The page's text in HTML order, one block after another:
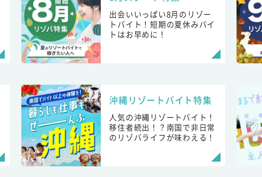
出会いいっぱい8月のリゾー
トバイト！短期の夏休みバイ
トはお早めに！
沖縄リゾートバイト特集
人気の沖縄リゾートバイト！
移住者続出！？南国で非日常
のリゾバライフが味わえる！